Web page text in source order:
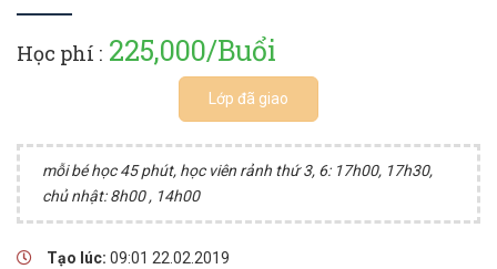
Học phí : 225,000/Buổi
Lớp đã giao
mỗi bé học 45 phút, học viên rảnh thứ 3, 6: 17h00, 17h30,
chủ nhật: 8h00 , 14h00
Tạo lúc: 09:01 22.02.2019